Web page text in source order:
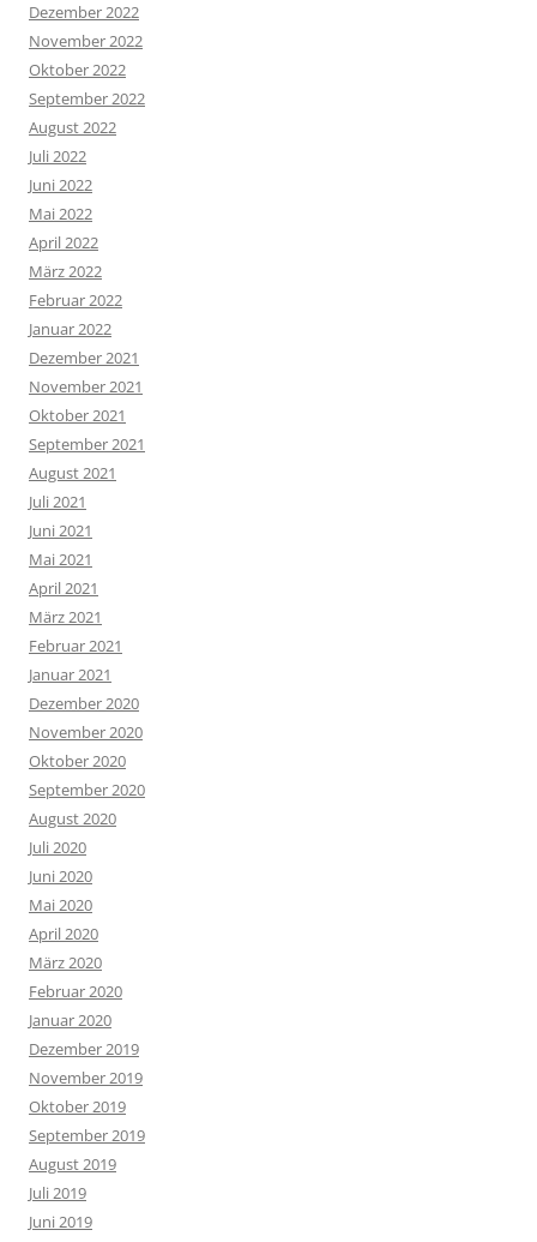
Dezember 2022
November 2022
Oktober 2022
September 2022
August 2022
Juli 2022
Juni 2022
Mai 2022
April 2022
März 2022
Februar 2022
Januar 2022
Dezember 2021
November 2021
Oktober 2021
September 2021
August 2021
Juli 2021
Juni 2021
Mai 2021
April 2021
März 2021
Februar 2021
Januar 2021
Dezember 2020
November 2020
Oktober 2020
September 2020
August 2020
Juli 2020
Juni 2020
Mai 2020
April 2020
März 2020
Februar 2020
Januar 2020
Dezember 2019
November 2019
Oktober 2019
September 2019
August 2019
Juli 2019
Juni 2019